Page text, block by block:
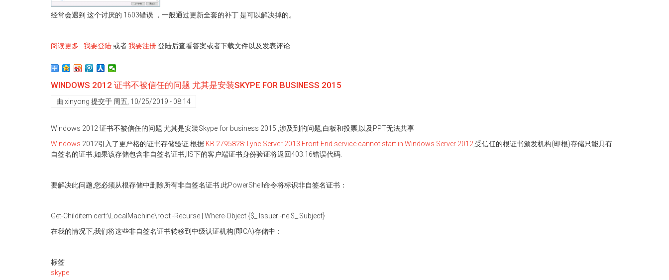
使
用
HTTPS
案，
能
包
默
认
端
径
参
经常会遇到 这个讨厌的 1603错误 ，一般通过更新全套的补丁 是可以解决掉的。
阅读更多 关
1603
误
for
business
server
我要登陆或者我要注册登陆后查看答案或者下载文件以及发表评论
WINDOWS 2012 证书不被信任的问题 尤其是安装SKYPE FOR BUSINESS 2015
由 xinyong 提交于 周五, 10/25/2019 - 08:14
Windows 2012 证书不被信任的问题 尤其是安装Skype for business 2015 ,涉及到的问题,白板和投票,以及PPT无法共享
Windows 2012引入了更严格的证书存储验证.根据 KB 2795828: Lync Server 2013 Front-End service cannot start in Windows Server 2012 ,受信任的根证书颁发机构(即根)存储只能具有
自签名的证书.如果该存储包含非自签名证书,IIS下的客户端证书身份验证将返回403.16错误代码.
要解决此问题,您必须从根存储中删除所有非自签名证书.此PowerShell命令将标识非自签名证书：
Get-Childitem cert:\LocalMachine\root -Recurse | Where-Object {$_.Issuer -ne $_.Subject}
在我的情况下,我们将这些非自签名证书转移到中级认证机构(即CA)存储中：
标签
skype